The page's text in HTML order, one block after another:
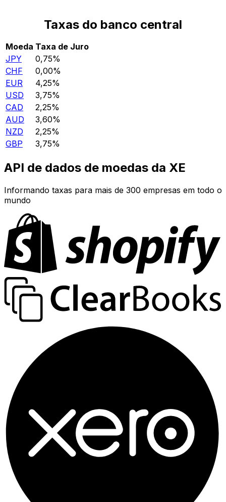
Taxas do banco central
Moeda Taxa de Juro
JPY
0,75%
CHF
0,00%
EUR
4,25%
USD
3,75%
CAD
2,25%
AUD
3,60%
NZD
2,25%
GBP
3,75%
API de dados de moedas da XE
Informando taxas para mais de 300 empresas em todo o
mundo